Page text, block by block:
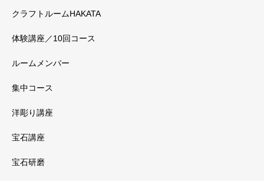
クラフトルームHAKATA
体験講座／10回コース
ルームメンバー
集中コース
洋彫り講座
宝石講座
宝石研磨